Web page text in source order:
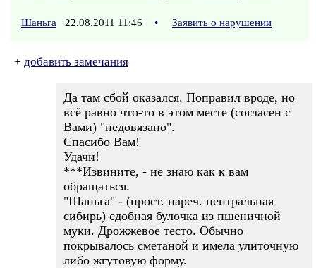
Шаньга 22.08.2011 11:46 • Заявить о нарушении
+ добавить замечания
Да там сбой оказался. Поправил вроде, но
всё равно что-то в этом месте (согласен с
Вами) "недовязано".
Спасибо Вам!
Удачи!
***Извините, - не знаю как к вам
обращаться.
"Шаньга" - (прост. нареч. центральная
сибирь) сдобная булочка из пшеничной
муки. Дрожжевое тесто. Обычно
покрывалось сметаной и имела улиточную
либо жгутовую форму.